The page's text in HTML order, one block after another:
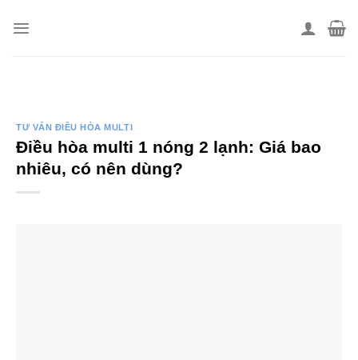
TƯ VẤN ĐIỀU HÒA MULTI
Điều hòa multi 1 nóng 2 lạnh: Giá bao
nhiêu, có nên dùng?